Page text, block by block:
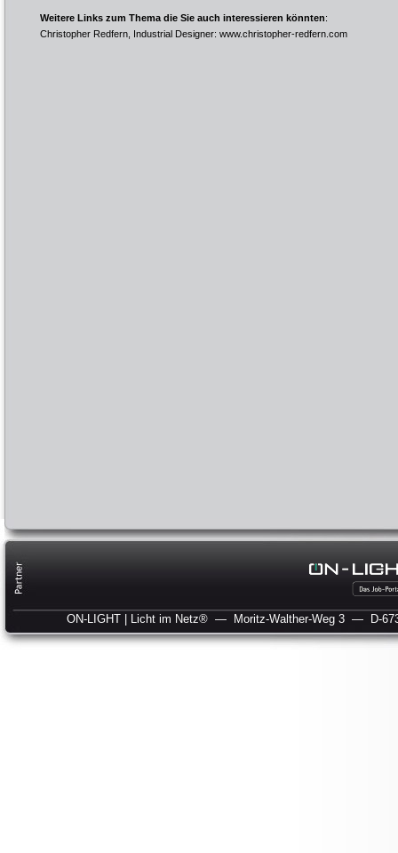
Weitere Links zum Thema die Sie auch interessieren könnten:
Christopher Redfern, Industrial Designer: www.christopher-redfern.com
ON-LIGHT | Licht im Netz® — Moritz-Walther-Weg 3 — D-